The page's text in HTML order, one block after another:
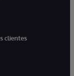
clientes